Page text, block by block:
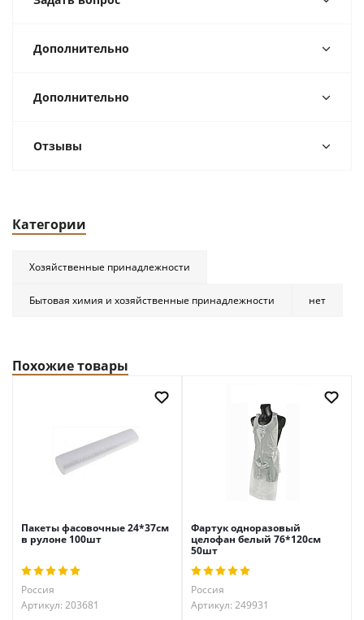
Дополнительно
Дополнительно
Отзывы
Категории
Хозяйственные принадлежности
Бытовая химия и хозяйственные принадлежности нет
Похожие товары
Пакеты фасовочные 24*37см
в рулоне 100шт
Россия
Артикул: 203681
Фартук одноразовый
целофан белый 76*120см
50шт
Россия
Артикул: 249931